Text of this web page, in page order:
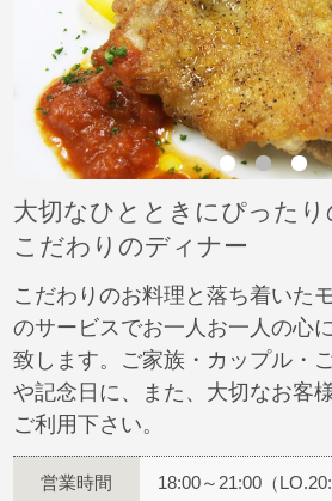
大切なひとときにぴったり
こだわりのディナー
こだわりのお料理と落ち着いた
のサービスでお一人お一人の心
致します。ご家族・カップル・
や記念日に、また、大切なお客
ご利用下さい。
営業時間 18:00～21:00（